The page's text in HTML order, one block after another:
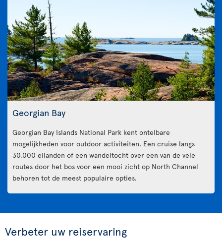
Georgian Bay
Georgian Bay Islands National Park kent ontelbare
mogelijkheden voor outdoor activiteiten. Een cruise langs
30.000 eilanden of een wandeltocht over een van de vele
routes door het bos voor een mooi zicht op North Channel
behoren tot de meest populaire opties.
Verbeter uw reiservaring